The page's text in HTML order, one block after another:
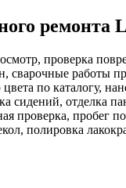
ремонта
проверка
сварочные работы
по каталогу,
сидений, отделка
проверка, пробег
полировка